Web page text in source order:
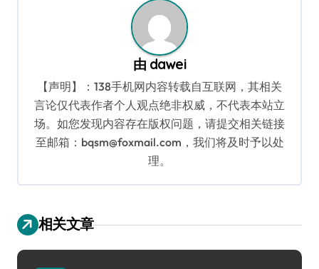
由 dawei
【声明】：138手机网内容转载自互联网，其相关
言论仅代表作者个人观点绝非权威，不代表本站立
场。如您发现内容存在版权问题，请提交相关链接
至邮箱：bqsm@foxmail.com，我们将及时予以处
理。
相关文章